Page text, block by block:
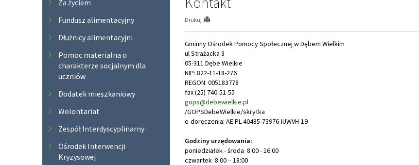
Za życiem
Fundusz alimentacyjny
Dłużnicy alimentacyjni
Pomoc materialna o
charakterze socjalnym dla
uczniów
Dodatek mieszkaniowy
Wolontariat
Zespół Interdyscyplinarny
Ośrodek Interwencji
Kryzysowej
Drukuj
Gminny Ośrodek Pomocy Społecznej w Dębem Wielkim
ul Strażacka 3
05-311 Dębe Wielkie
NIP: 822-11-18-276
REGON: 005183778
fax (25) 740-51-55
gops@debewielkie.pl
/GOPSDebeWielkie/skrytka
e-doręczenia: AE:PL-40485-73976-IUWVH-19
Godziny urzędowania:
poniedziałek - środa 8:00 - 16:00
czwartek 8:00 – 18:00